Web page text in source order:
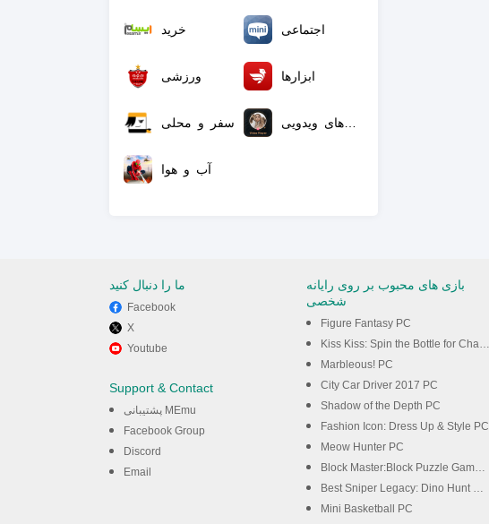
خرید اجتماعی
ورزشی ابزارها
سفر و محلی
آب و هوا
ما را دنبال کنید
Facebook
X
Youtube
Support & Contact
پشتیبانی MEmu
Facebook Group
Discord
Email
بازی های محبوب بر روی رایانه
شخصی
Figure Fantasy PC
Kiss Kiss: Spin the Bottle for Chatting & Fun PC
Marbleous! PC
City Car Driver 2017 PC
Shadow of the Depth PC
Fashion Icon: Dress Up & Style PC
Meow Hunter PC
Block Master:Block Puzzle Game PC
Best Sniper Legacy: Dino Hunt & Shooter 3D PC
Mini Basketball PC